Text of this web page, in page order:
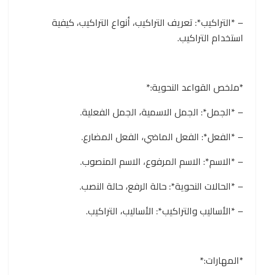
– *التراكيب*: تعريف التراكيب، أنواع التراكيب، كيفية
استخدام التراكيب.
*ملخص القواعد النحوية:*
– *الجمل*: الجمل الاسمية، الجمل الفعلية.
– *الفعل*: الفعل الماضي، الفعل المضارع.
– *الاسم*: الاسم المرفوع، الاسم المنصوب.
– *الحالات النحوية*: حالة الرفع، حالة النصب.
– *الأساليب والتراكيب*: الأساليب، التراكيب.
*المهارات:*